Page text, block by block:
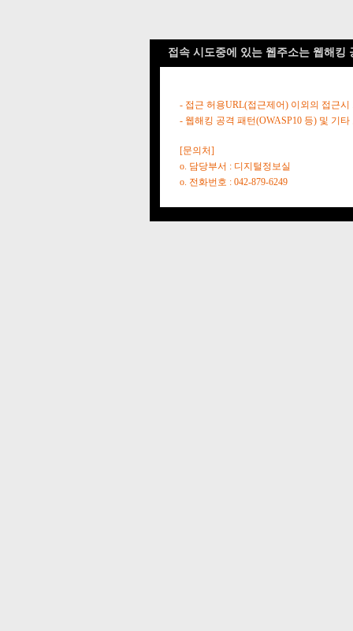
접속 시도중에 있는 웹주소는 웹해킹
- 접근 허용URL(접근제어) 이외의 접근시
- 웹해킹 공격 패턴(OWASP10 등) 및 기
[문의처]
o. 담당부서 : 디지털정보실
o. 전화번호 : 042-879-6249